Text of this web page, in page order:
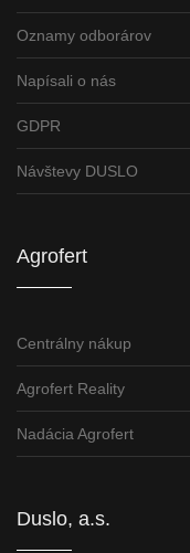
Oznamy odborárov
Napísali o nás
GDPR
Návštevy DUSLO
Agrofert
Centrálny nákup
Agrofert Reality
Nadácia Agrofert
Duslo, a.s.